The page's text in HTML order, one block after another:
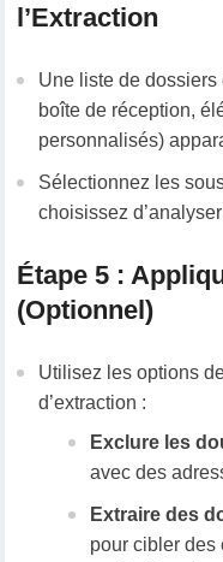
l’Extraction
Une liste de dossiers
boîte de réception,
personnalisés)
Sélectionnez les
choisissez
Étape 5 :
(Optionnel)
Utilisez les options
d’extraction :
Exclure les
avec des
Extraire des
pour cibler des